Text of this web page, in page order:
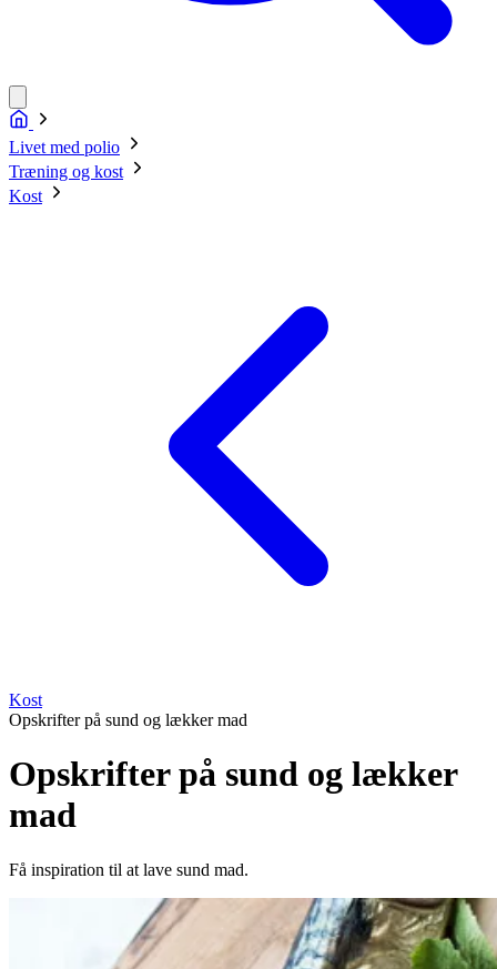
Livet med polio
Træning og kost
Kost
Kost
Opskrifter på sund og lækker mad
Opskrifter på sund og lækker
mad
Få inspiration til at lave sund mad.